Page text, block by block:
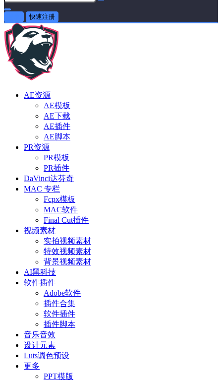
快速注册
AE资源
AE模板
AE下载
AE插件
AE脚本
PR资源
PR模板
PR插件
DaVinci达芬奇
MAC 专栏
Fcpx模板
MAC软件
Final Cut插件
视频素材
实拍视频素材
特效视频素材
背景视频素材
AI黑科技
软件插件
Adobe软件
插件合集
软件插件
插件脚本
音乐音效
设计元素
Luts调色预设
更多
PPT模版